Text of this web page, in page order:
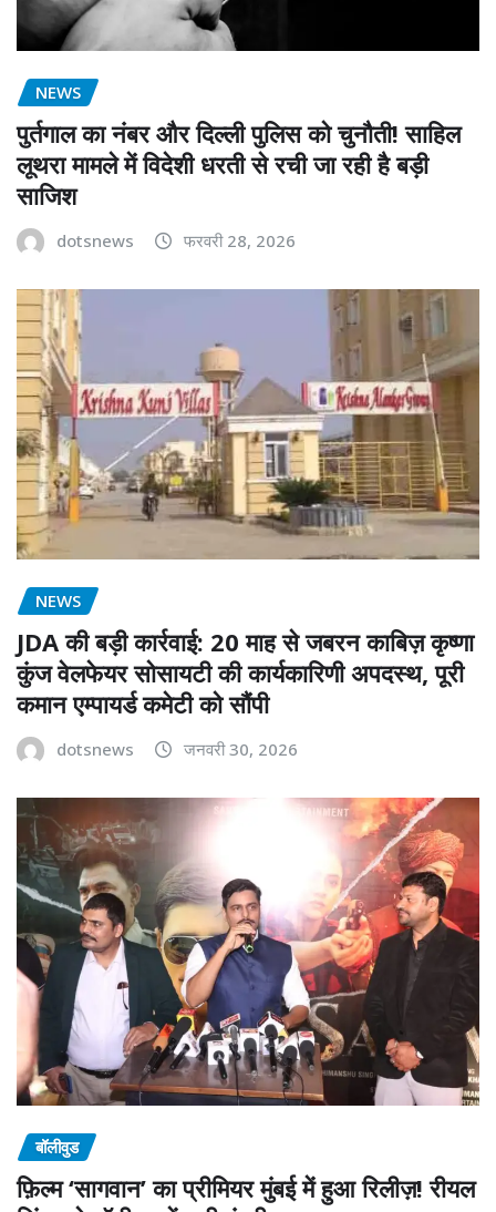
NEWS
पुर्तगाल का नंबर और दिल्ली पुलिस को चुनौती! साहिल
लूथरा मामले में विदेशी धरती से रची जा रही है बड़ी
साजिश
dotsnews फरवरी 28, 2026
NEWS
JDA की बड़ी कार्रवाई: 20 माह से जबरन काबिज़ कृष्णा
कुंज वेलफेयर सोसायटी की कार्यकारिणी अपदस्थ, पूरी
कमान एम्पायर्ड कमेटी को सौंपी
dotsnews जनवरी 30, 2026
बॉलीवुड
फ़िल्म ‘सागवान’ का प्रीमियर मुंबई में हुआ रिलीज़! रीयल